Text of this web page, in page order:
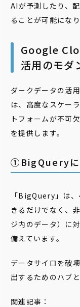
AIが予測したり、
ることが可能になり
Google
活用のモダ
ダークデータの活
は、高度なスケー
トフォームが不可
を提供します。
①BigQueryに
「BigQuery」は
きるだけでなく、
ジ内のデータ）に
備えています。
データサイロを破
出するためのハブと
関連記事：